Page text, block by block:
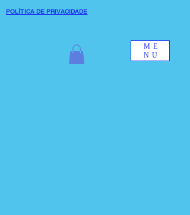
ME
NU
POLÍTICA DE PRIVACIDADE